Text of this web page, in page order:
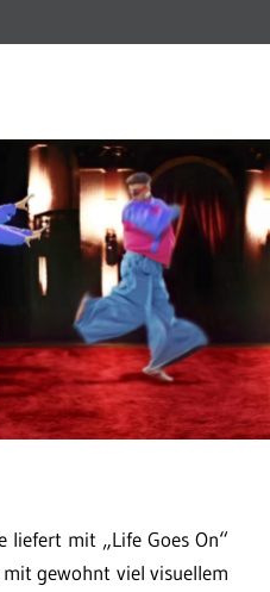
liefert mit „Life Goes On“
gewohnt viel visuellem